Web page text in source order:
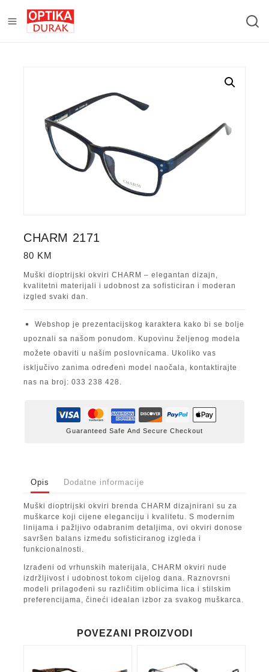
CHARM 2171
80 KM
Muški dioptrijski okviri CHARM – elegantan dizajn,
kvalitetni materijali i udobnost za sofisticiran i moderan
izgled svaki dan.
Webshop je prezentacijskog karaktera kako bi se bolje
upoznali sa našom ponudom. Kupovinu željenog modela
možete obaviti u našim poslovnicama. Ukoliko vas
isključivo zanima određeni model naočala, kontaktirajte
nas na broj: 033 238 428.
Guaranteed Safe And Secure Checkout
Opis Dodatne informacije
Muški dioptrijski okviri brenda CHARM dizajnirani su za
muškarce koji cijene eleganciju i kvalitetu. S modernim
linijama i pažljivo odabranim detaljima, ovi okviri donose
savršen balans između sofisticiranog izgleda i
funkcionalnosti.
Izrađeni od vrhunskih materijala, CHARM okviri nude
izdržljivost i udobnost tokom cijelog dana. Raznovrsni
modeli prilagođeni su različitim oblicima lica i stilskim
preferencijama, čineći idealan izbor za svakog muškarca.
POVEZANI PROIZVODI